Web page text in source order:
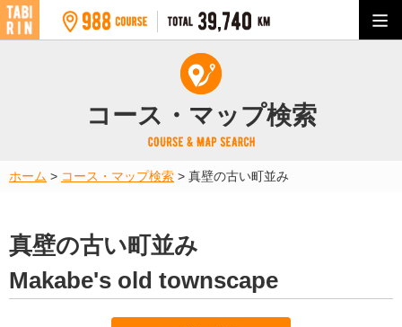
コース・マップ検索
ホーム > コース・マップ検索 > 真壁の古い町並み
真壁の古い町並み
Makabe's old townscape